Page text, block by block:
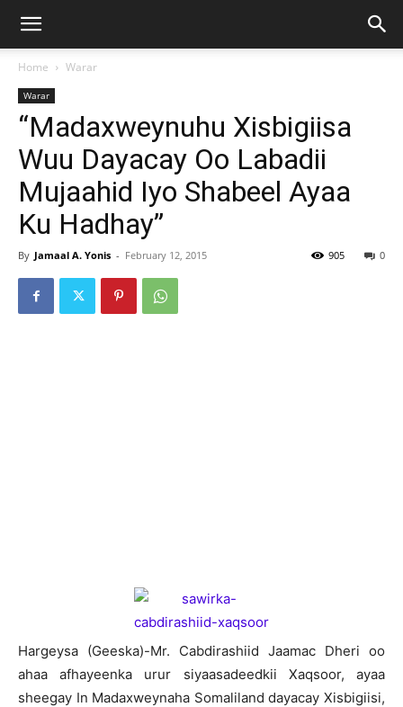
Home Warar
Warar
“Madaxweynuhu Xisbigiisa
Wuu Dayacay Oo Labadii
Mujaahid Iyo Shabeel Ayaa
Ku Hadhay”
By Jamaal A. Yonis - February 12, 2015 0
905
Hargeysa (Geeska)-Mr. Cabdirashiid Jaamac Dheri oo
ahaa afhayeenka urur siyaasadeedkii Xaqsoor, ayaa
sheegay In Madaxweynaha Somaliland dayacay Xisbigiisi,